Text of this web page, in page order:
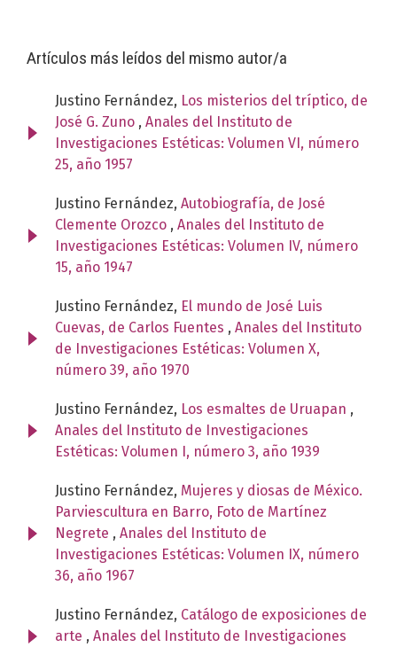
Artículos más leídos del mismo autor/a
Justino Fernández, Los misterios del tríptico, de
José G. Zuno , Anales del Instituto de
Investigaciones Estéticas: Volumen VI, número
25, año 1957
Justino Fernández, Autobiografía, de José
Clemente Orozco , Anales del Instituto de
Investigaciones Estéticas: Volumen IV, número
15, año 1947
Justino Fernández, El mundo de José Luis
Cuevas, de Carlos Fuentes , Anales del Instituto
de Investigaciones Estéticas: Volumen X,
número 39, año 1970
Justino Fernández, Los esmaltes de Uruapan ,
Anales del Instituto de Investigaciones
Estéticas: Volumen I, número 3, año 1939
Justino Fernández, Mujeres y diosas de México.
Parviescultura en Barro, Foto de Martínez
Negrete , Anales del Instituto de
Investigaciones Estéticas: Volumen IX, número
36, año 1967
Justino Fernández, Catálogo de exposiciones de
arte , Anales del Instituto de Investigaciones